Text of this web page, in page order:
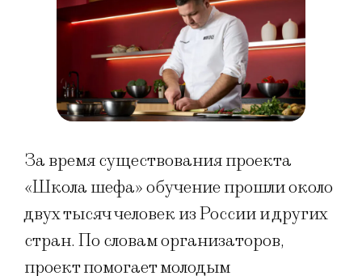
За время существования проекта
«Школа шефа» обучение прошли около
двух тысяч человек из России и других
стран. По словам организаторов,
проект помогает молодым